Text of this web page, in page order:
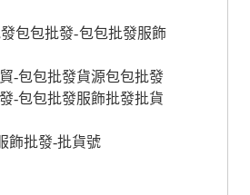
包包批發-包包批發服飾
-包包批發貨源包包批發
-包包批發服飾批發批貨
飾批發-批貨號